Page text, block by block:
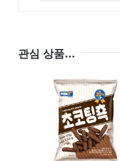
관심 상품…